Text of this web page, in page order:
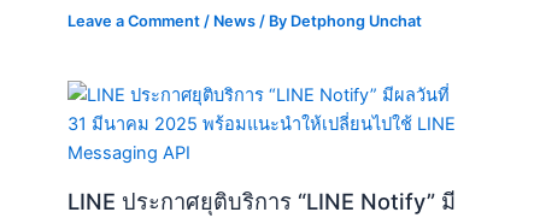
Leave a Comment / News / By Detphong Unchat
LINE ประกาศยุติบริการ “LINE Notify” มี